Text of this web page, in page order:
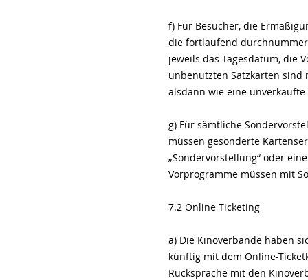
f) Für Besucher, die
die fortlaufend
jeweils das Tagesdatum, die
unbenutzten Satzkarten sind
alsdann wie eine
g) Für sämtliche
müssen gesonderte
„Sondervorstellung“ oder
Vorprogramme müssen mit
7.2 Online Ticketing
a) Die Kinoverbände haben
künftig mit dem Online-
Rücksprache mit den